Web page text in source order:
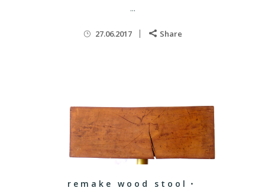
...
27.06.2017 Share
remake wood stool・